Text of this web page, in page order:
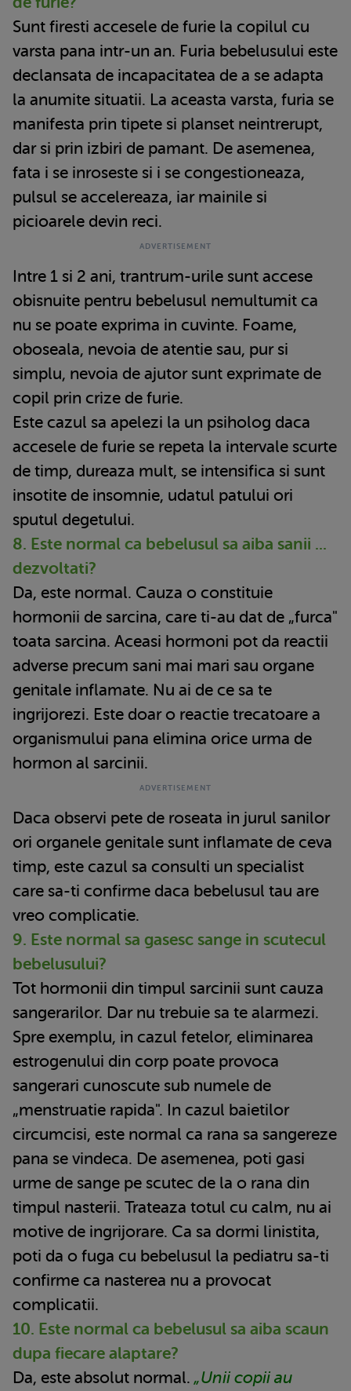
Sunt firesti accesele de furie la copilul cu
varsta pana intr-un an. Furia bebelusului este
declansata de incapacitatea de a se adapta
la anumite situatii. La aceasta varsta, furia se
manifesta prin tipete si planset neintrerupt,
dar si prin izbiri de pamant. De asemenea,
fata i se inroseste si i se congestioneaza,
pulsul se accelereaza, iar mainile si
picioarele devin reci.
Intre 1 si 2 ani, trantrum-urile sunt accese
obisnuite pentru bebelusul nemultumit ca
nu se poate exprima in cuvinte. Foame,
oboseala, nevoia de atentie sau, pur si
simplu, nevoia de ajutor sunt exprimate de
copil prin crize de furie.
Este cazul sa apelezi la un psiholog daca
accesele de furie se repeta la intervale scurte
de timp, dureaza mult, se intensifica si sunt
insotite de insomnie, udatul patului ori
sputul degetului.
8. Este normal ca bebelusul sa aiba sanii ...
dezvoltati?
Da, este normal. Cauza o constituie
hormonii de sarcina, care ti-au dat de „furca"
toata sarcina. Aceasi hormoni pot da reactii
adverse precum sani mai mari sau organe
genitale inflamate. Nu ai de ce sa te
ingrijorezi. Este doar o reactie trecatoare a
organismului pana elimina orice urma de
hormon al sarcinii.
Daca observi pete de roseata in jurul sanilor
ori organele genitale sunt inflamate de ceva
timp, este cazul sa consulti un specialist
care sa-ti confirme daca bebelusul tau are
vreo complicatie.
9. Este normal sa gasesc sange in scutecul
bebelusului?
Tot hormonii din timpul sarcinii sunt cauza
sangerarilor. Dar nu trebuie sa te alarmezi.
Spre exemplu, in cazul fetelor, eliminarea
estrogenului din corp poate provoca
sangerari cunoscute sub numele de
„menstruatie rapida". In cazul baietilor
circumcisi, este normal ca rana sa sangereze
pana se vindeca. De asemenea, poti gasi
urme de sange pe scutec de la o rana din
timpul nasterii. Trateaza totul cu calm, nu ai
motive de ingrijorare. Ca sa dormi linistita,
poti da o fuga cu bebelusul la pediatru sa-ti
confirme ca nasterea nu a provocat
complicatii.
10. Este normal ca bebelusul sa aiba scaun
dupa fiecare alaptare?
Da, este absolut normal. „Unii copii au